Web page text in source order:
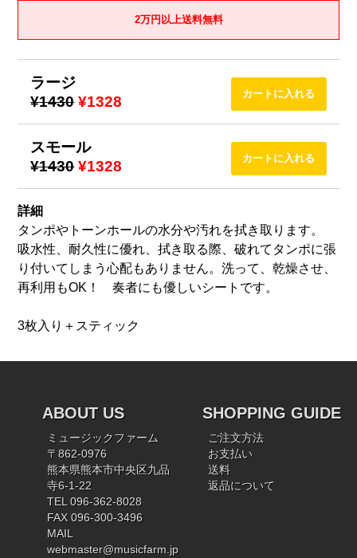
2万円以上送料無料
ラージ
¥1430 ¥1328
スモール
¥1430 ¥1328
詳細
タンポやトーンホールの水分や汚れを拭き取ります。
吸水性、耐久性に優れ、拭き取る際、破れてタンポに張
り付いてしまう心配もありません。洗って、乾燥させ、
再利用もOK！ 奏者にも優しいシートです。
3枚入り＋スティック
ABOUT US
ミュージックファーム
〒862-0976
熊本県熊本市中央区九品
寺6-1-22
TEL 096-362-8028
FAX 096-300-3496
MAIL
webmaster@musicfarm.jp
SHOPPING GUIDE
ご注文方法
お支払い
送料
返品について